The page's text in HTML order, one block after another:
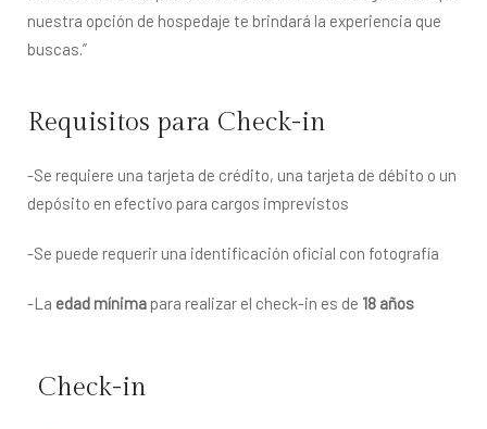
nuestra opción de hospedaje te brindará la experiencia que
buscas.”
Requisitos para Check-in
-Se requiere una tarjeta de crédito, una tarjeta de débito o un
depósito en efectivo para cargos imprevistos
-Se puede requerir una identificación oficial con fotografía
-La edad mínima para realizar el check-in es de 18 años
Check-in